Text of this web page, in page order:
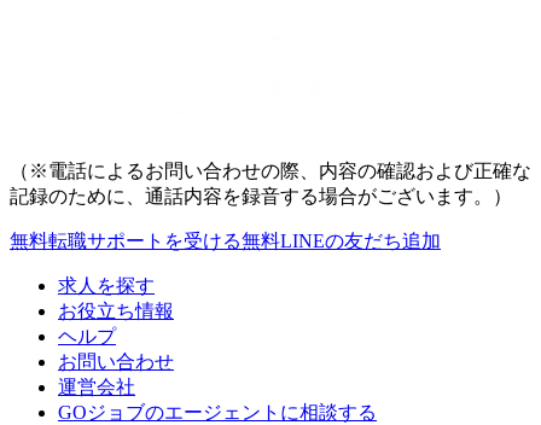
（※電話によるお問い合わせの際、内容の確認および正確な
記録のために、通話内容を録音する場合がございます。）
無料転職サポートを受ける無料LINEの友だち追加
求人を探す
お役立ち情報
ヘルプ
お問い合わせ
運営会社
GOジョブのエージェントに相談する